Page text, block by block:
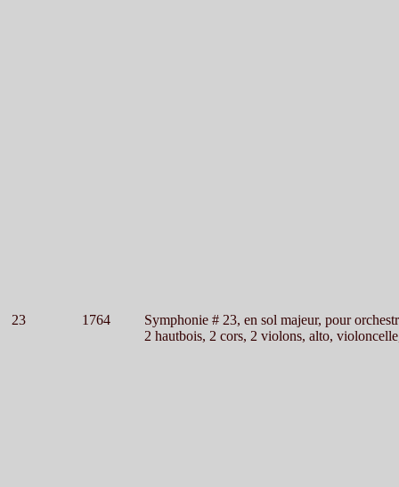
23 1764
Symphonie # 23, en sol majeur, pour
2 hautbois, 2 cors, 2 violons, alto,